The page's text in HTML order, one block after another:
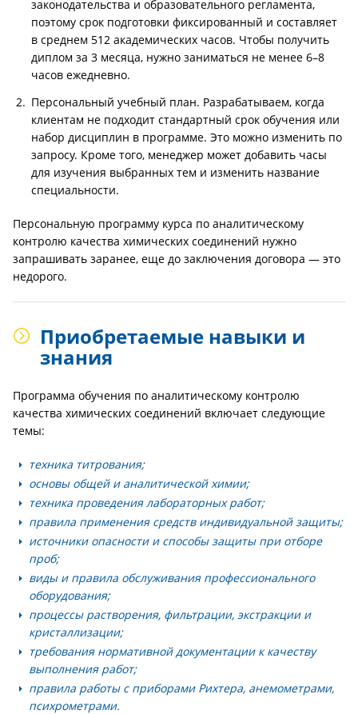
законодательства и образовательного регламента,
поэтому срок подготовки фиксированный и составляет
в среднем 512 академических часов. Чтобы получить
диплом за 3 месяца, нужно заниматься не менее 6–8
часов ежедневно.
Персональный учебный план. Разрабатываем, когда
клиентам не подходит стандартный срок обучения или
набор дисциплин в программе. Это можно изменить по
запросу. Кроме того, менеджер может добавить часы
для изучения выбранных тем и изменить название
специальности.
Персональную программу курса по аналитическому
контролю качества химических соединений нужно
запрашивать заранее, еще до заключения договора — это
недорого.
Приобретаемые навыки и
знания
Программа обучения по аналитическому контролю
качества химических соединений включает следующие
темы:
техника титрования;
основы общей и аналитической химии;
техника проведения лабораторных работ;
правила применения средств индивидуальной защиты;
источники опасности и способы защиты при отборе
проб;
виды и правила обслуживания профессионального
оборудования;
процессы растворения, фильтрации, экстракции и
кристаллизации;
требования нормативной документации к качеству
выполнения работ;
правила работы с приборами Рихтера, анемометрами,
психрометрами.